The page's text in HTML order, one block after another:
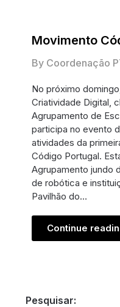
Movimento
By Coordenação
No próximo
Criatividade Digital,
Agrupamento de
participa no evento
atividades da
Código Portugal.
Agrupamento jundo
de robótica e
Pavilhão do…
Continue
Pesquisar: